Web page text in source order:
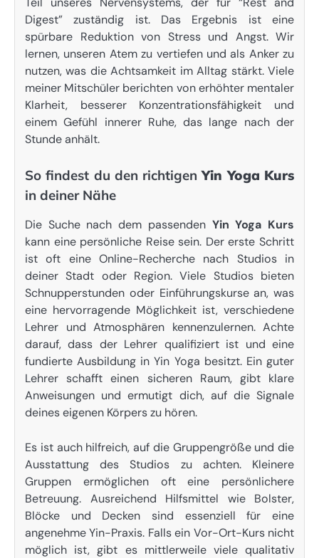
Digest” zuständig ist. Das Ergebnis ist eine
spürbare Reduktion von Stress und Angst. Wir
lernen, unseren Atem zu vertiefen und als Anker zu
nutzen, was die Achtsamkeit im Alltag stärkt. Viele
meiner Mitschüler berichten von erhöhter mentaler
Klarheit, besserer Konzentrationsfähigkeit und
einem Gefühl innerer Ruhe, das lange nach der
Stunde anhält.
So findest du den richtigenYin Yoga Kurs
in deiner Nähe
Die Suche nach dem passenden Yin Yoga Kurs
kann eine persönliche Reise sein. Der erste Schritt
ist oft eine Online-Recherche nach Studios in
deiner Stadt oder Region. Viele Studios bieten
Schnupperstunden oder Einführungskurse an, was
eine hervorragende Möglichkeit ist, verschiedene
Lehrer und Atmosphären kennenzulernen. Achte
darauf, dass der Lehrer qualifiziert ist und eine
fundierte Ausbildung in Yin Yoga besitzt. Ein guter
Lehrer schafft einen sicheren Raum, gibt klare
Anweisungen und ermutigt dich, auf die Signale
deines eigenen Körpers zu hören.
Es ist auch hilfreich, auf die Gruppengröße und die
Ausstattung des Studios zu achten. Kleinere
Gruppen ermöglichen oft eine persönlichere
Betreuung. Ausreichend Hilfsmittel wie Bolster,
Blöcke und Decken sind essenziell für eine
angenehme Yin-Praxis. Falls ein Vor-Ort-Kurs nicht
möglich ist, gibt es mittlerweile viele qualitativ